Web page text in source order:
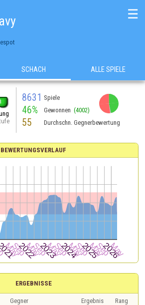
☰
SCHACH ALLE SPIELE
8631 Spiele
46% Gewonnen (4002)
55 Durchschn. Gegnerbewertung
BEWERTUNGSVERLAUF
ERGEBNISSE
Gegner Ergebnis
Rang